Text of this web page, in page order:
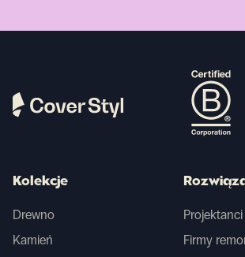
Kolekcje
Drewno
Kamień
Firmy